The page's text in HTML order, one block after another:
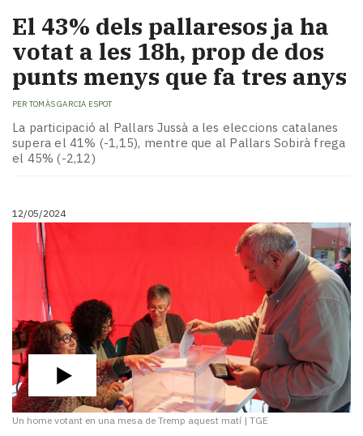
El 43% dels pallaresos ja ha
votat a les 18h, prop de dos
punts menys que fa tres anys
PER TOMÀS GARCIA ESPOT
La participació al Pallars Jussà a les eleccions catalanes
supera el 41% (-1,15), mentre que al Pallars Sobirà frega
el 45% (-2,12)
12/05/2024
Un home votant en una mesa de Tremp aquest matí | TGE